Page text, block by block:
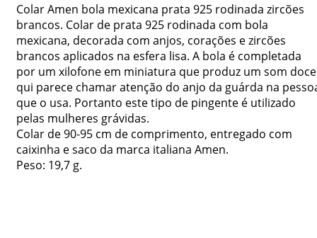
Colar Amen bola mexicana prata 925 rodinada zircões
brancos. Colar de prata 925 rodinada com bola
mexicana, decorada com anjos, corações e zircões
brancos aplicados na esfera lisa. A bola é completada
por um xilofone em miniatura que produz um som doce
qui parece chamar atenção do anjo da guárda na
que o usa. Portanto este tipo de pingente é utilizado
pelas mulheres grávidas.
Colar de 90-95 cm de comprimento, entregado com
caixinha e saco da marca italiana Amen.
Peso: 19,7 g.